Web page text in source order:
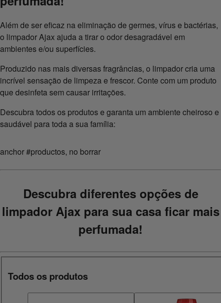
Além de ser eficaz na eliminação de germes, vírus e bactérias,
o limpador Ajax ajuda a tirar o odor desagradável em
ambientes e/ou superfícies.
Produzido nas mais diversas fragrâncias, o limpador cria uma
incrível sensação de limpeza e frescor. Conte com um produto
que desinfeta sem causar irritações.
Descubra todos os produtos e garanta um ambiente cheiroso e
saudável para toda a sua família:
anchor #productos, no borrar
Descubra diferentes opções de
limpador Ajax para sua casa ficar mais
perfumada!
Todos os produtos